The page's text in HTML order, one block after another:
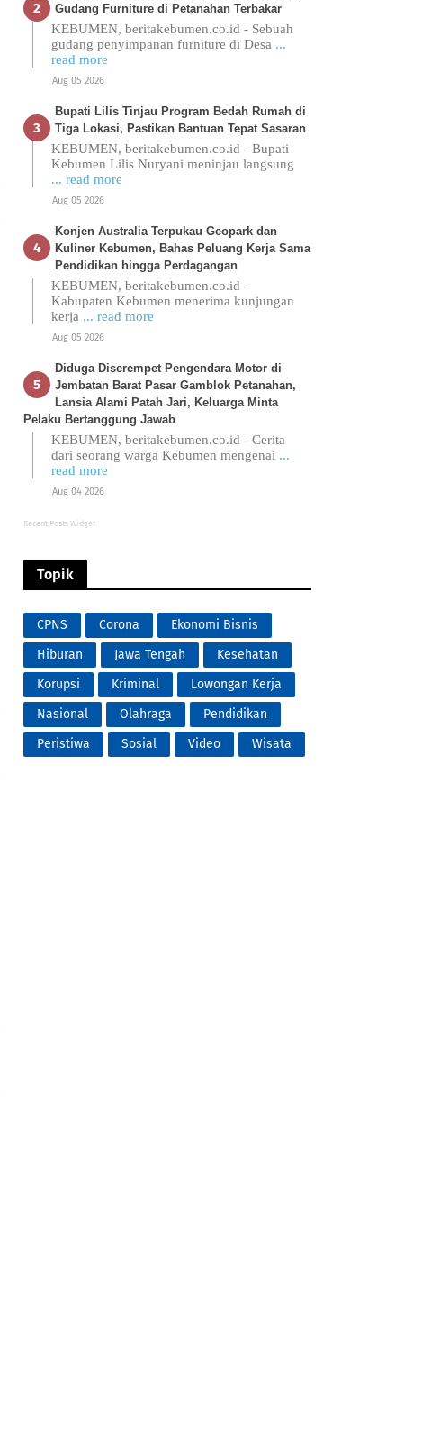
Gudang Furniture di Petanahan Terbakar
KEBUMEN, beritakebumen.co.id - Sebuah
gudang penyimpanan furniture di Desa ...
read more
Aug 05 2026
Bupati Lilis Tinjau Program Bedah Rumah di
Tiga Lokasi, Pastikan Bantuan Tepat Sasaran
KEBUMEN, beritakebumen.co.id - Bupati
Kebumen Lilis Nuryani meninjau langsung
... read more
Aug 05 2026
Konjen Australia Terpukau Geopark dan
Kuliner Kebumen, Bahas Peluang Kerja Sama
Pendidikan hingga Perdagangan
KEBUMEN, beritakebumen.co.id -
Kabupaten Kebumen menerima kunjungan
kerja ... read more
Aug 05 2026
Diduga Diserempet Pengendara Motor di
Jembatan Barat Pasar Gamblok Petanahan,
Lansia Alami Patah Jari, Keluarga Minta
Pelaku Bertanggung Jawab
KEBUMEN, beritakebumen.co.id - Cerita
dari seorang warga Kebumen mengenai ...
read more
Aug 04 2026
Recent Posts Widget
Topik
CPNS Corona
Ekonomi Bisnis
Hiburan
Jawa Tengah
Kesehatan
Korupsi
Kriminal
Lowongan Kerja
Nasional
Olahraga
Pendidikan
Peristiwa
Sosial Video Wisata